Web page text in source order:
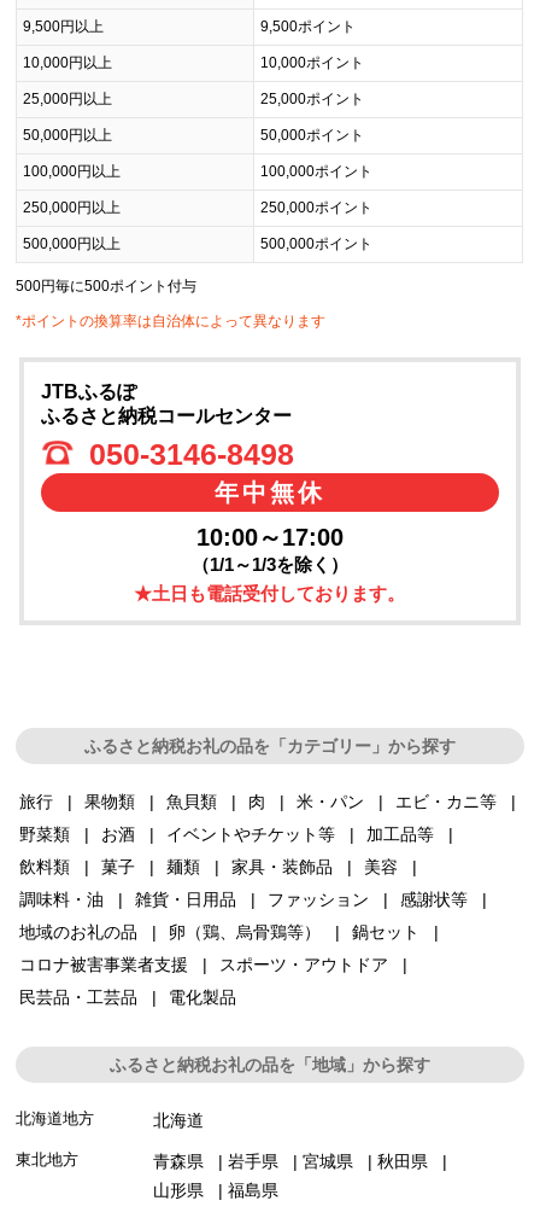
9,500円以上 9,500ポイント
10,000円以上 10,000ポイント
25,000円以上 25,000ポイント
50,000円以上 50,000ポイント
100,000円以上 100,000ポイント
250,000円以上 250,000ポイント
500,000円以上 500,000ポイント
500円毎に500ポイント付与
*ポイントの換算率は自治体によって異なります
JTBふるぽ
ふるさと納税コールセンター
050-3146-8498
年中無休
10:00～17:00
（1/1～1/3を除く）
★土日も電話受付しております。
ふるさと納税お礼の品を「カテゴリー」から探す
旅行 果物類 魚貝類 肉 米・パン
エビ・カニ等
野菜類
お酒 イベントやチケット等
加工品等
飲料類
菓子 麺類 家具・装飾品
美容
調味料・油
雑貨・日用品 ファッション
感謝状等
地域のお礼の品
卵（鶏、烏骨鶏等）
鍋セット
コロナ被害事業者支援
スポーツ・アウトドア
民芸品・工芸品
電化製品
ふるさと納税お礼の品を「地域」から探す
北海道地方 北海道
東北地方 青森県 岩手県 宮城県
秋田県
山形県
福島県